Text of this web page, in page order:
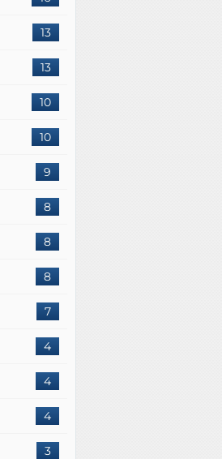
13
13
10
10
9
8
8
8
7
4
4
4
3